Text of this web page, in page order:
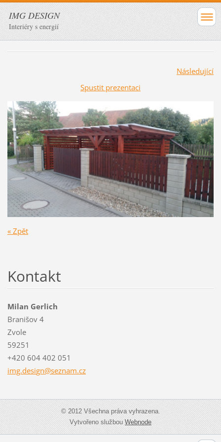
IMG DESIGN
Interiéry s energií
Následující
Spustit prezentaci
« Zpět
Kontakt
Milan Gerlich
Branišov 4
Zvole
59251
+420 604 402 051
img.design@seznam.cz
© 2012 Všechna práva vyhrazena.
Vytvořeno službouWebnode